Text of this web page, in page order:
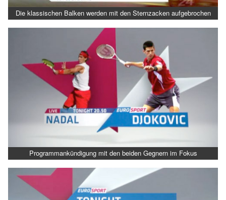
Die klassischen Balken werden mit den Sternzacken aufgebrochen
Programmankündigung mit den beiden Gegnern im Fokus